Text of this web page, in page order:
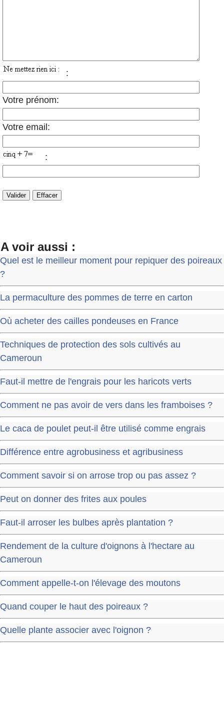
:
Votre prénom:
Votre email:
:
A voir aussi :
Quel est le meilleur moment pour repiquer des poireaux
?
La permaculture des pommes de terre en carton
Où acheter des cailles pondeuses en France
Techniques de protection des sols cultivés au
Cameroun
Faut-il mettre de l'engrais pour les haricots verts
Comment ne pas avoir de vers dans les framboises ?
Le caca de poulet peut-il être utilisé comme engrais
Différence entre agrobusiness et agribusiness
Comment savoir si on arrose trop ou pas assez ?
Peut on donner des frites aux poules
Faut-il arroser les bulbes après plantation ?
Rendement de la culture d'oignons à l'hectare au
Cameroun
Comment appelle-t-on l'élevage des moutons
Quand couper le haut des poireaux ?
Quelle plante associer avec l'oignon ?